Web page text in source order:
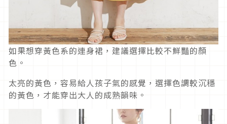
如果想穿黃色系的連身裙，建議選擇比較不鮮豔的顏
色。
太亮的黃色，容易給人孩子氣的感覺，選擇色調較沉穩
的黃色，才能穿出大人的成熟韻味。